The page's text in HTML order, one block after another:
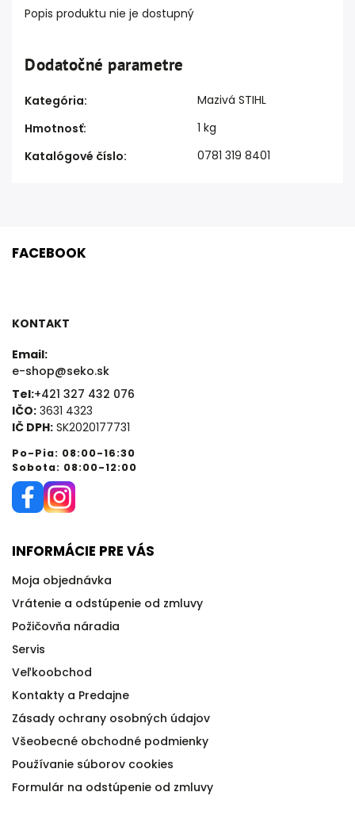
Popis produktu nie je dostupný
Dodatočné parametre
Kategória:
Mazivá STIHL
Hmotnosť:
1 kg
Katalógové číslo: 0781 319 8401
FACEBOOK
KONTAKT
Email:
e-shop@seko.sk
Tel:+421 327 432 076
IČO: 3631 4323
IČ DPH: SK2020177731
Po-Pia: 08:00-16:30
Sobota: 08:00-12:00
INFORMÁCIE PRE VÁS
Moja objednávka
Vrátenie a odstúpenie od zmluvy
Požičovňa náradia
Servis
Veľkoobchod
Kontakty a Predajne
Zásady ochrany osobných údajov
Všeobecné obchodné podmienky
Používanie súborov cookies
Formulár na odstúpenie od zmluvy